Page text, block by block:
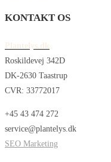
KONTAKT OS
Plantelys.dk
Roskildevej 342D
DK-2630 Taastrup
CVR: 33772017
+45 43 474 272
service@plantelys.dk
SEO Marketing